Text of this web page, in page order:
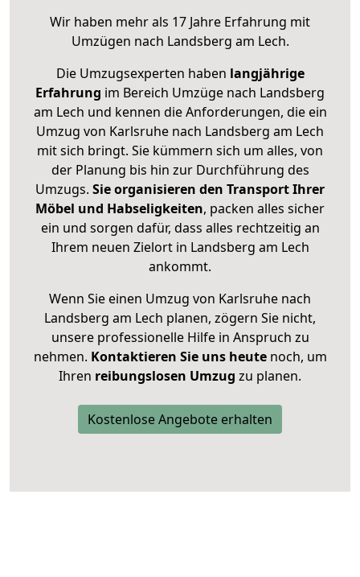
Wir haben mehr als 17 Jahre Erfahrung mit
Umzügen nach Landsberg am Lech.
Die Umzugsexperten haben langjährige
Erfahrung im Bereich Umzüge nach Landsberg
am Lech und kennen die Anforderungen, die ein
Umzug von Karlsruhe nach Landsberg am Lech
mit sich bringt. Sie kümmern sich um alles, von
der Planung bis hin zur Durchführung des
Umzugs. Sie organisieren den Transport Ihrer
Möbel und Habseligkeiten, packen alles sicher
ein und sorgen dafür, dass alles rechtzeitig an
Ihrem neuen Zielort in Landsberg am Lech
ankommt.
Wenn Sie einen Umzug von Karlsruhe nach
Landsberg am Lech planen, zögern Sie nicht,
unsere professionelle Hilfe in Anspruch zu
nehmen. Kontaktieren Sie uns heutenoch, um
Ihren reibungslosen Umzug zu planen.
Kostenlose Angebote erhalten